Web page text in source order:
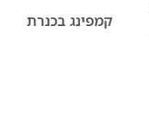
קמפינג בכנרת